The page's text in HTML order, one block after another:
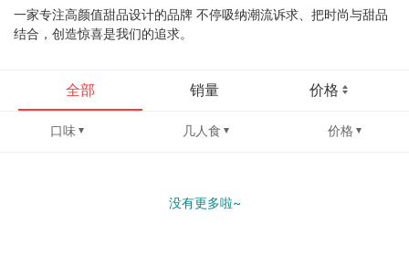
一家专注高颜值甜品设计的品牌 不停吸纳潮流诉求、把时尚与甜品
结合，创造惊喜是我们的追求。
全部 销量 价格
口味 几人食 价格
没有更多啦~